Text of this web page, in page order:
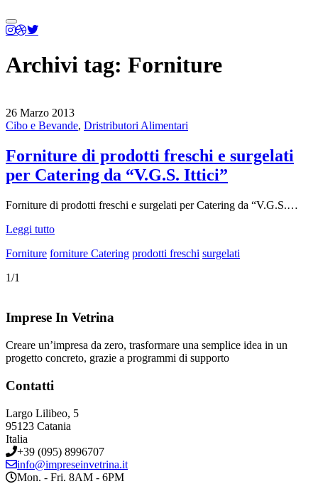
Menu
principale
Archivi tag: Forniture
26 Marzo 2013
Cibo e Bevande, Dristributori Alimentari
Forniture di prodotti freschi e surgelati
per Catering da “V.G.S. Ittici”
Forniture di prodotti freschi e surgelati per Catering da “V.G.S.…
Leggi tutto
Forniture forniture Catering prodotti freschi surgelati
1/1
Imprese In Vetrina
Creare un’impresa da zero, trasformare una semplice idea in un
progetto concreto, grazie a programmi di supporto
Contatti
Largo Lilibeo, 5
95123 Catania
Italia
+39 (095) 8996707
info@impreseinvetrina.it
Mon. - Fri. 8AM - 6PM